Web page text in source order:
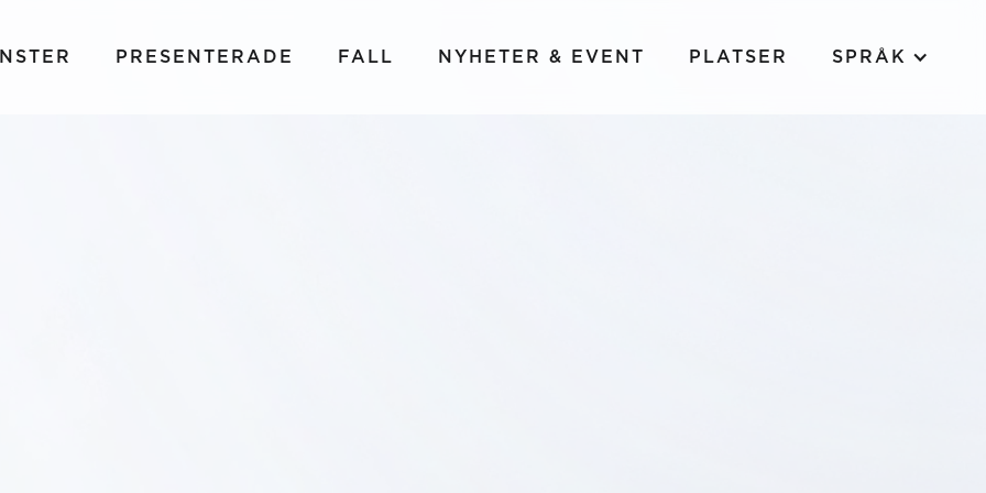
PRESENTERADE FALL NYHETER & EVENT PLATSER SPRÅK